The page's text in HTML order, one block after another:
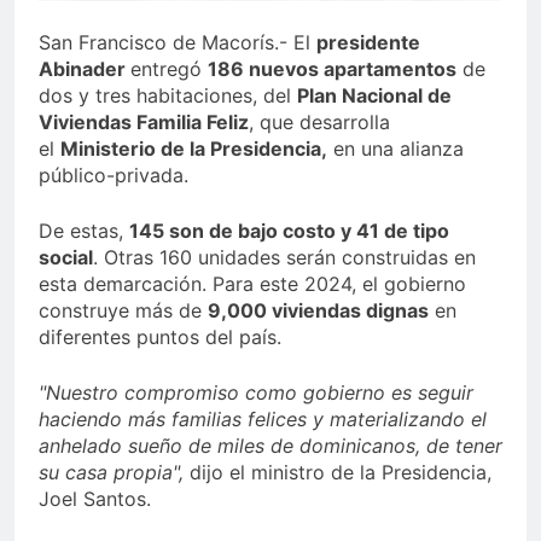
plantea posición sobre
proyecto de Ley General de
Juegos de Azar
4 Días Ago
San Francisco de Macorís.- El presidente
Abinader entregó 186 nuevos apartamentos de
dos y tres habitaciones, del Plan Nacional de
Viviendas Familia Feliz, que desarrolla
el Ministerio de la Presidencia, en una alianza
público-privada.
De estas, 145 son de bajo costo y 41 de tipo
social. Otras 160 unidades serán construidas en
esta demarcación. Para este 2024, el gobierno
construye más de 9,000 viviendas dignas en
diferentes puntos del país.
"Nuestro compromiso como gobierno es seguir
haciendo más familias felices y materializando el
anhelado sueño de miles de dominicanos, de tener
su casa propia", dijo el ministro de la Presidencia,
Joel Santos.